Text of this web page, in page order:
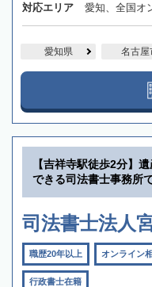
対応エリア 愛知、全国オ
愛知県 名古屋
【吉祥寺駅徒歩2分】
できる司法書士事務所
司法書士法人
職歴20年以上 オンライン
行政書士在籍